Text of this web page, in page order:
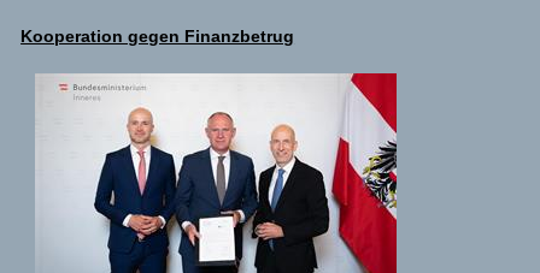
Kooperation gegen Finanzbetrug